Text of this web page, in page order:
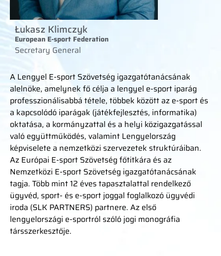
Łukasz Klimczyk
European E-sport Federation
Secretary General
A Lengyel E-sport Szövetség igazgatótanácsának
alelnöke, amelynek fő célja a lengyel e-sport iparág
professzionálisabbá tétele, többek között az e-sport és
a kapcsolódó iparágak (játékfejlesztés, informatika)
oktatása, a kormányzattal és a helyi közigazgatással
való együttműködés, valamint Lengyelország
képviselete a nemzetközi szervezetek struktúráiban.
Az Európai E-sport Szövetség főtitkára és az
Nemzetközi E-sport Szövetség igazgatótanácsának
tagja. Több mint 12 éves tapasztalattal rendelkező
ügyvéd, sport- és e-sport joggal foglalkozó ügyvédi
iroda (SLK PARTNERS) partnere. Az első
lengyelországi e-sportról szóló jogi monográfia
társszerkesztője.